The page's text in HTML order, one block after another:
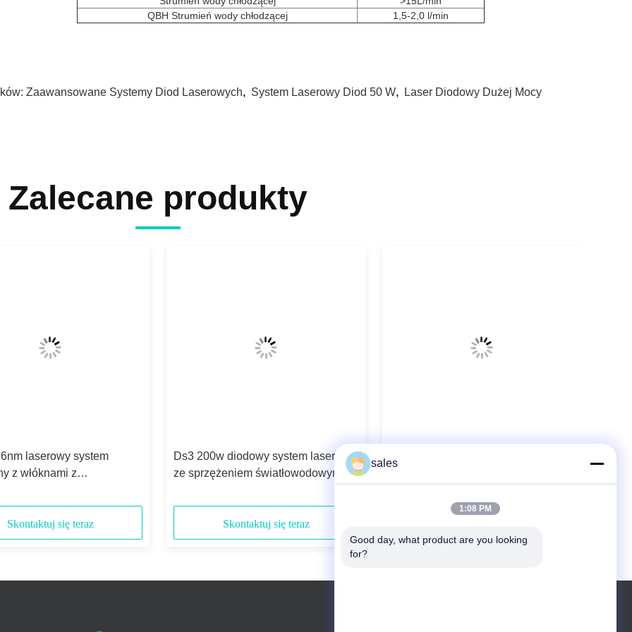
QBH Strumień wody chłodzącej
1,5-2,0 l/min
Zaawansowane Systemy Diod Laserowych, System Laserowy Diod 50 W, Laser Diodowy Dużej Mocy
Zalecane produkty
laserowy system
z włóknami z
Skontaktuj się teraz
Ds3 200w diodowy system laserowy
ze sprzężeniem światłowodowym
Skontaktuj się teraz
sales
1:08 PM
Good day, what product are you looking
for?